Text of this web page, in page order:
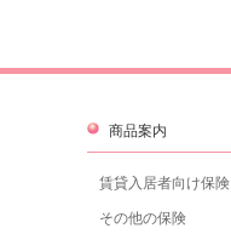
商品案内
賃貸入居者向け保険
その他の保険